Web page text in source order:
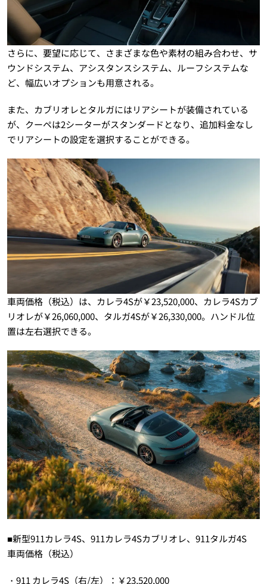
さらに、要望に応じて、さまざまな色や素材の組み合わせ、サ
ウンドシステム、アシスタンスシステム、ルーフシステムな
ど、幅広いオプションも用意される。
また、カブリオレとタルガにはリアシートが装備されている
が、クーペは2シーターがスタンダードとなり、追加料金なし
でリアシートの設定を選択することができる。
車両価格（税込）は、カレラ4Sが￥23,520,000、カレラ4Sカブ
リオレが￥26,060,000、タルガ4Sが￥26,330,000。ハンドル位
置は左右選択できる。
■新型911カレラ4S、911カレラ4Sカブリオレ、911タルガ4S
車両価格（税込）
・911 カレラ4S（右/左）：￥23,520,000